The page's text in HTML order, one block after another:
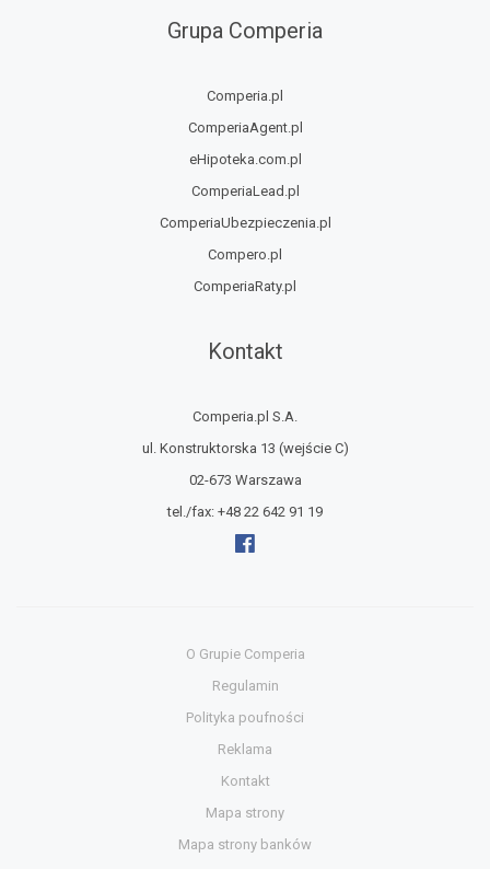
Grupa Comperia
Comperia.pl
ComperiaAgent.pl
eHipoteka.com.pl
ComperiaLead.pl
ComperiaUbezpieczenia.pl
Compero.pl
ComperiaRaty.pl
Kontakt
Comperia.pl S.A.
ul. Konstruktorska 13 (wejście C)
02-673 Warszawa
tel./fax: +48 22 642 91 19
O Grupie Comperia
Regulamin
Polityka poufności
Reklama
Kontakt
Mapa strony
Mapa strony banków